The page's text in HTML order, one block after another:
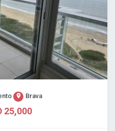
Brava
25,000